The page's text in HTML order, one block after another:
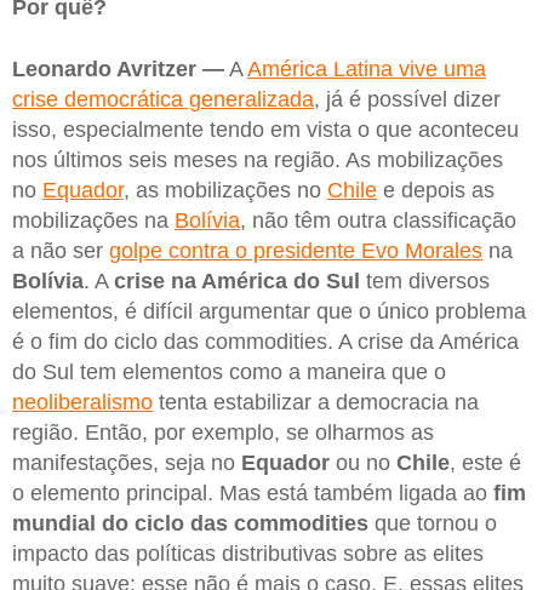
Por quê?
Leonardo Avritzer — AAmérica Latina vive uma
crise democrática generalizada, já é possível dizer
isso, especialmente tendo em vista o que aconteceu
nos últimos seis meses na região. As mobilizações
no Equador, as mobilizações no Chile e depois as
mobilizações na Bolívia, não têm outra classificação
a não ser golpe contra o presidente Evo Morales na
Bolívia. A crise na América do Sul tem diversos
elementos, é difícil argumentar que o único problema
é o fim do ciclo das commodities. A crise da América
do Sul tem elementos como a maneira que o
neoliberalismo tenta estabilizar a democracia na
região. Então, por exemplo, se olharmos as
manifestações, seja no Equador ou no Chile, este é
o elemento principal. Mas está também ligada ao fim
mundial do ciclo das commodities que tornou o
impacto das políticas distributivas sobre as elites
muito suave; esse não é mais o caso. E, essas elites